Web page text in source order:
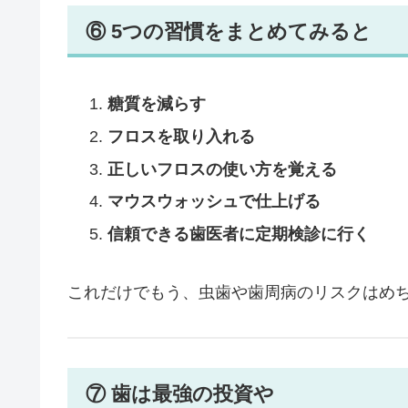
⑥ 5つの習慣をまとめてみると
糖質を減らす
フロスを取り入れる
正しいフロスの使い方を覚える
マウスウォッシュで仕上げる
信頼できる歯医者に定期検診に行く
これだけでもう、虫歯や歯周病のリスクはめ
⑦ 歯は最強の投資や